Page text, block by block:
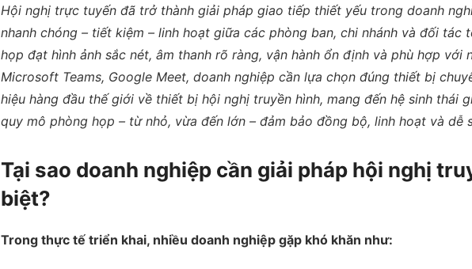
Hội nghị trực tuyến đã trở thành giải pháp giao tiếp thiết yếu trong doanh
nhanh chóng – tiết kiệm – linh hoạt giữa các phòng ban, chi nhánh và đối tác
họp đạt hình ảnh sắc nét, âm thanh rõ ràng, vận hành ổn định và phù hợp với
Microsoft Teams, Google Meet, doanh nghiệp cần lựa chọn đúng thiết bị
hiệu hàng đầu thế giới về thiết bị hội nghị truyền hình, mang đến hệ sinh thái
quy mô phòng họp – từ nhỏ, vừa đến lớn – đảm bảo đồng bộ, linh hoạt và dễ
Tại sao doanh nghiệp cần giải pháp hội nghị
biệt?
Trong thực tế triển khai, nhiều doanh nghiệp gặp khó khăn như: